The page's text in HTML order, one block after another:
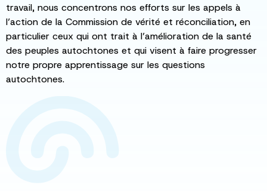
travail, nous concentrons nos efforts sur les appels à
l’action de la Commission de vérité et réconciliation, en
particulier ceux qui ont trait à l’amélioration de la santé
des peuples autochtones et qui visent à faire progresser
notre propre apprentissage sur les questions
autochtones.